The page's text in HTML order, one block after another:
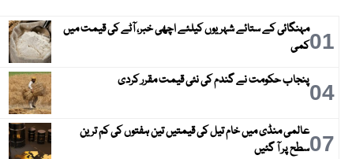
01مہنگائی کے ستائے شہریوں کیلئے اچھی خبر، آٹے کی قیمت میں
کمی
04پنجاب حکومت نے گندم کی نئی قیمت مقرر کردی
07عالمی منڈی میں خام تیل کی قیمتیں تین ہفتوں کی کم ترین
سطح پر آ گئیں